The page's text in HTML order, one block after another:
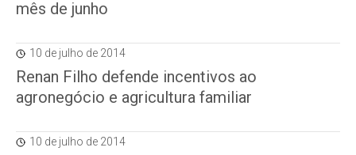
mês de junho
10 de julho de 2014
Renan Filho defende incentivos ao
agronegócio e agricultura familiar
10 de julho de 2014